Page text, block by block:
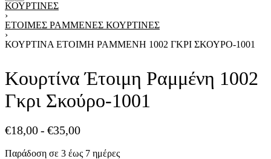
ΚΟΥΡΤΊΝΕΣ
›
ΈΤΟΙΜΕΣ ΡΑΜΜΈΝΕΣ ΚΟΥΡΤΊΝΕΣ
›
ΚΟΥΡΤΊΝΑ ΈΤΟΙΜΗ ΡΑΜΜΈΝΗ 1002 ΓΚΡΙ ΣΚΟΎΡΟ-1001
Κουρτίνα Έτοιμη Ραμμένη 1002
Γκρι Σκούρο-1001
€18,00 €35,00
Παράδοση σε 3 έως 7 ημέρες